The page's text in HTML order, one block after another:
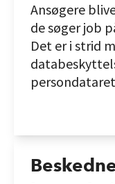
Ansøgere
de søger job
Det er i strid